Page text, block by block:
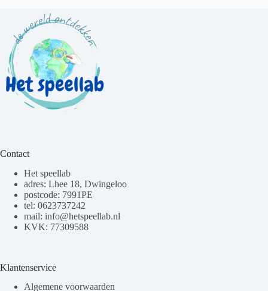
Contact
Het speellab
adres: Lhee 18, Dwingeloo
postcode: 7991PE
tel: 0623737242
mail: info@hetspeellab.nl
KVK: 77309588
Klantenservice
Algemene voorwaarden